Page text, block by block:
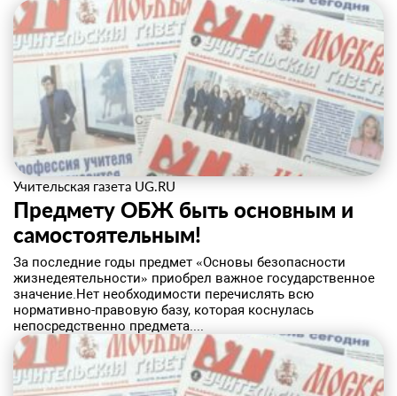
Учительская газета UG.RU
Предмету ОБЖ быть основным и
самостоятельным!
​За последние годы предмет «Основы безопасности
жизнедеятельности» приобрел важное государственное
значение.Нет необходимости перечислять всю
нормативно-правовую базу, которая коснулась
непосредственно предмета....